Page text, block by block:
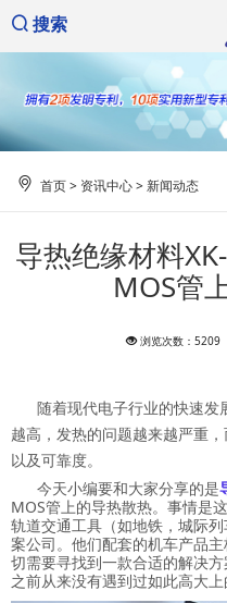
搜索
首页> 资讯中心>新闻动态
导热绝缘材料
MOS管
浏览次数：5209
随着现代电子行业的快速发
越高，发热的问题越来越严重
以及可靠度。
今天小编要和大家分享的是
MOS管上的导热散热。事情是
轨道交通工具（如地铁，城际
案公司。他们配套的机车产品
切需要寻找到一款合适的解决
之前从来没有遇到过如此高大上